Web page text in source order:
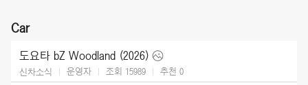
Car
도요타 bZ Woodland (2026)
신차소식 운영자 조회 15989 추천 0